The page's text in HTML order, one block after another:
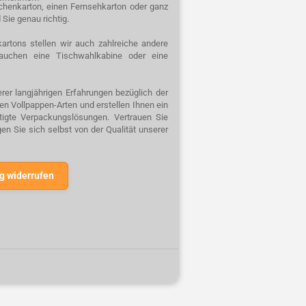
einen Fernsehkarton oder ganz
genau richtig.
stellen wir auch zahlreiche andere
eine Tischwahlkabine oder eine
langjährigen Erfahrungen bezüglich der
Vollpappen-Arten und erstellen Ihnen ein
Verpackungslösungen. Vertrauen Sie
Sie sich selbst von der Qualität unserer
widerrufen